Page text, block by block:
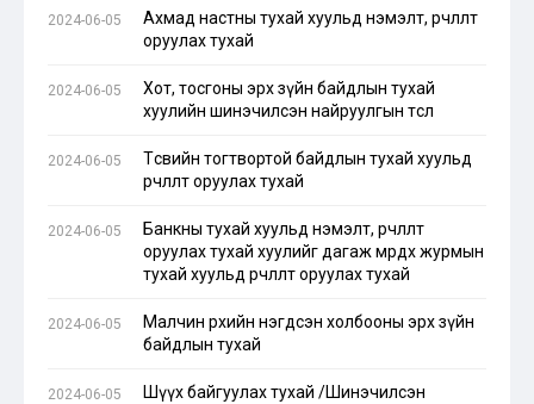
2024-06-05
Ахмад настны тухай хуульд нэмэлт, өөрчлөлт
оруулах тухай
2024-06-05
Хот, тосгоны эрх зүйн байдлын тухай
хуулийн шинэчилсэн найруулгын төсөл
2024-06-05
Төсвийн тогтвортой байдлын тухай хуульд
өөрчлөлт оруулах тухай
2024-06-05
Банкны тухай хуульд нэмэлт, өөрчлөлт
оруулах тухай хуулийг дагаж мөрдөх журмын
тухай хуульд өөрчлөлт оруулах тухай
2024-06-05
Малчин өрхийн нэгдсэн холбооны эрх зүйн
байдлын тухай
2024-06-05
Шүүх байгуулах тухай /Шинэчилсэн